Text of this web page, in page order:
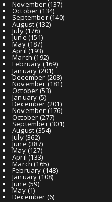
November (137)
October (134)
September(140)
August(132)
July(176)
June(151)
May (187)
April (193)
March (192)
February (169)
January(201)
December (208)
November (181)
October (53)
January (5)
December(201)
November (176)
October (277)
September(301)
August(354)
July(362)
June(387)
May (127)
April (133)
March (165)
February (148)
January(108)
June (59)
May (1)
December (6)